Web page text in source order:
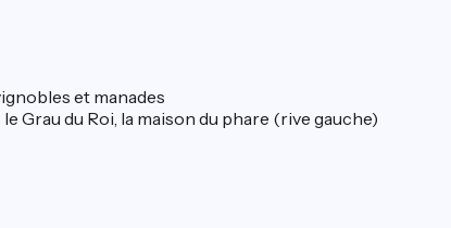
et manades
Grau du Roi, la maison du phare (rive gauche)